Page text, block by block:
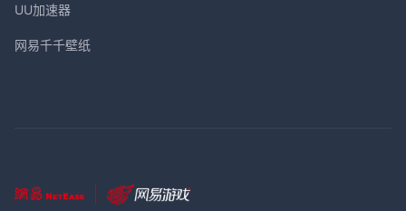
UU加速器
网易千千壁纸